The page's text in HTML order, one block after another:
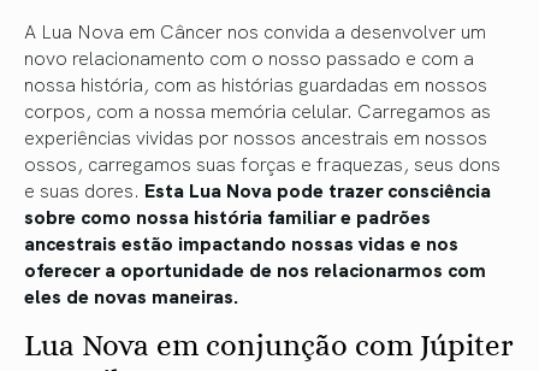
A Lua Nova em Câncer nos convida a desenvolver um
novo relacionamento com o nosso passado e com a
nossa história, com as histórias guardadas em nossos
corpos, com a nossa memória celular. Carregamos as
experiências vividas por nossos ancestrais em nossos
ossos, carregamos suas forças e fraquezas, seus dons
e suas dores. Esta Lua Nova pode trazer consciência
sobre como nossa história familiar e padrões
ancestrais estão impactando nossas vidas e nos
oferecer a oportunidade de nos relacionarmos com
eles de novas maneiras.
Lua ​​Nova em conjunção com Júpiter